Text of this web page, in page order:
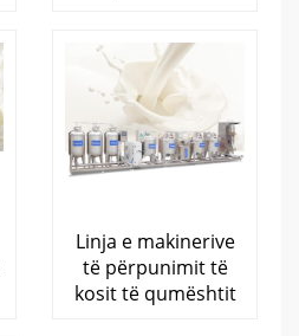
Linja e makinerive
të përpunimit të
kosit të qumështit